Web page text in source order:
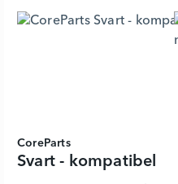
CoreParts
Svart - kompatibel